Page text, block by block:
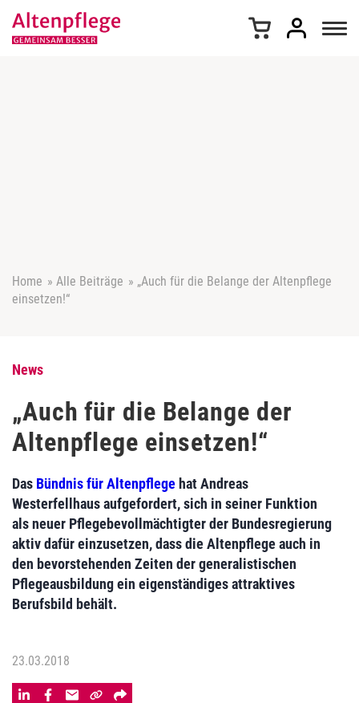
Home » Alle Beiträge » „Auch für die Belange der Altenpflege
einsetzen!“
News
„Auch für die Belange der
Altenpflege einsetzen!“
Das Bündnis für Altenpflege hat Andreas
Westerfellhaus aufgefordert, sich in seiner Funktion
als neuer Pflegebevollmächtigter der Bundesregierung
aktiv dafür einzusetzen, dass die Altenpflege auch in
den bevorstehenden Zeiten der generalistischen
Pflegeausbildung ein eigenständiges attraktives
Berufsbild behält.
23.03.2018